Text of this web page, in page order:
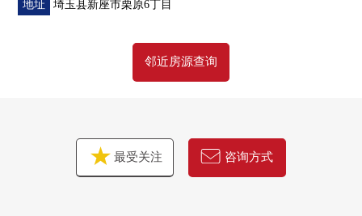
地址 埼玉县新座市栗原6丁目
邻近房源查询
最受关注 咨询方式